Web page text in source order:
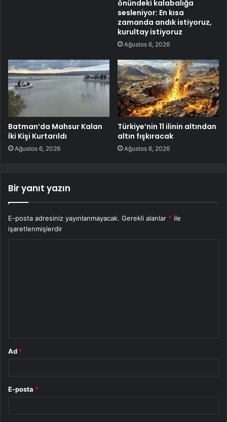
önündeki kalabalığa
sesleniyor: En kısa
zamanda andık istiyoruz,
kurultay istiyoruz
Ağustos 6, 2026
Batman’da Mahsur Kalan
İki Kişi Kurtarıldı
Ağustos 6, 2026
Türkiye’nin 11 ilinin altından
altın fışkıracak
Ağustos 6, 2026
Bir yanıt yazın
E-posta adresiniz yayınlanmayacak. Gerekli alanlar * ile
işaretlenmişlerdir
Ad *
E-posta *